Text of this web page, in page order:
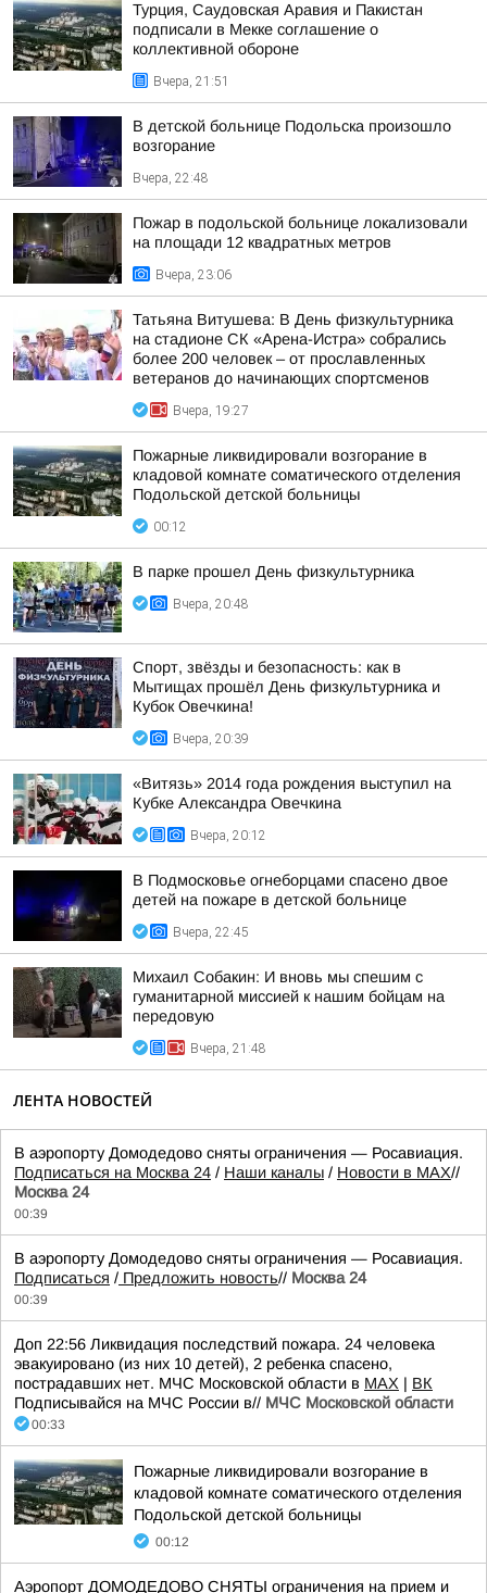
Турция, Саудовская Аравия и Пакистан
подписали в Мекке соглашение о
коллективной обороне
Вчера, 21:51
В детской больнице Подольска произошло
возгорание
Вчера, 22:48
Пожар в подольской больнице локализовали
на площади 12 квадратных метров
Вчера, 23:06
Татьяна Витушева: В День физкультурника
на стадионе СК «Арена-Истра» собрались
более 200 человек – от прославленных
ветеранов до начинающих спортсменов
Вчера, 19:27
Пожарные ликвидировали возгорание в
кладовой комнате соматического отделения
Подольской детской больницы
00:12
В парке прошел День физкультурника
Вчера, 20:48
Спорт, звёзды и безопасность: как в
Мытищах прошёл День физкультурника и
Кубок Овечкина!
Вчера, 20:39
«Витязь» 2014 года рождения выступил на
Кубке Александра Овечкина
Вчера, 20:12
В Подмосковье огнеборцами спасено двое
детей на пожаре в детской больнице
Вчера, 22:45
Михаил Собакин: И вновь мы спешим с
гуманитарной миссией к нашим бойцам на
передовую
Вчера, 21:48
ЛЕНТА НОВОСТЕЙ
В аэропорту Домодедово сняты ограничения — Росавиация.
Подписаться на Москва 24 / Наши каналы / Новости в MAX//
Москва 24
00:39
В аэропорту Домодедово сняты ограничения — Росавиация.
Подписаться / Предложить новость// Москва 24
00:39
Доп 22:56 Ликвидация последствий пожара. 24 человека
эвакуировано (из них 10 детей), 2 ребенка спасено,
пострадавших нет. МЧС Московской области в MAX | ВК
Подписывайся на МЧС России в// МЧС Московской области
00:33
Пожарные ликвидировали возгорание в
кладовой комнате соматического отделения
Подольской детской больницы
00:12
Аэропорт ДОМОДЕДОВО СНЯТЫ ограничения на прием и